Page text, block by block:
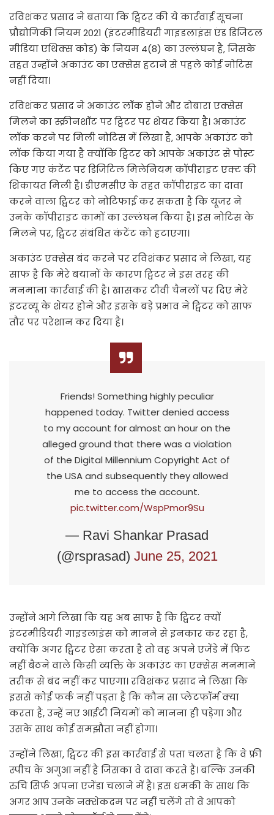
रविशंकर प्रसाद ने बताया कि ट्विटर की ये कार्रवाई सूचना
प्रौद्योगिकी नियम 2021 (इंटरमीडियरी गाइडलाइंस एंड डिजिटल
मीडिया एथिक्स कोड) के नियम 4(8) का उल्लंघन है, जिसके
तहत उन्होंने अकाउंट का एक्सेस हटाने से पहले कोई नोटिस
नहीं दिया।
रविशंकर प्रसाद ने अकाउंट लॉक होने और दोबारा एक्सेस
मिलने का स्क्रीनशॉट पर ट्विटर पर शेयर किया है। अकाउंट
लॉक करने पर मिली नोटिस में लिखा है, आपके अकाउंट को
लॉक किया गया है क्योंकि ट्विटर को आपके अकाउंट से पोस्ट
किए गए कंटेंट पर डिजिटिल मिलेनियम कॉपीराइट एक्ट की
शिकायत मिली है। डीएमसीए के तहत कॉपीराइट का दावा
करने वाला ट्विटर को नोटिफाई कर सकता है कि यूजर ने
उनके कॉपीराइट कामों का उल्लंघन किया है। इस नोटिस के
मिलने पर, ट्विटर संबंधित कंटेंट को हटाएगा।
अकाउंट एक्सेस बंद करने पर रविशंकर प्रसाद ने लिखा, यह
साफ है कि मेरे बयानों के कारण ट्विटर ने इस तरह की
मनमाना कार्रवाई की है। खासकर टीवी चैनलों पर दिए मेरे
इंटरव्यू के शेयर होने और इसके बड़े प्रभाव ने ट्विटर को साफ
तौर पर परेशान कर दिया है।
Friends! Something highly peculiar
happened today. Twitter denied access
to my account for almost an hour on the
alleged ground that there was a violation
of the Digital Millennium Copyright Act of
the USA and subsequently they allowed
me to access the account.
pic.twitter.com/WspPmor9Su
— Ravi Shankar Prasad
(@rsprasad) June 25, 2021
उन्होंने आगे लिखा कि यह अब साफ है कि ट्विटर क्यों
इंटरमीडियरी गाइडलाइंस को मानने से इनकार कर रहा है,
क्योंकि अगर ट्विटर ऐसा करता है तो वह अपने एजेंडे में फिट
नहीं बैठने वाले किसी व्यक्ति के अकाउंट का एक्सेस मनमाने
तरीक से बंद नहीं कर पाएगा। रविशंकर प्रसाद ने लिखा कि
इससे कोई फर्क नहीं पड़ता है कि कौन सा प्लेटफॉर्म क्या
करता है, उन्हें नए आईटी नियमों को मानना ही पड़ेगा और
उसके साथ कोई समझौता नहीं होगा।
उन्होंने लिखा, ट्विटर की इस कार्रवाई से पता चलता है कि वे फ्री
स्पीच के अगुआ नहीं है जिसका वे दावा करते हैं। बल्कि उनकी
रुचि सिर्फ अपना एजेंडा चलाने में है। इस धमकी के साथ कि
अगर आप उनके नक्शेकदम पर नहीं चलेंगे तो वे आपको